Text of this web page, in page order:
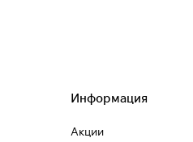
Информация
Акции